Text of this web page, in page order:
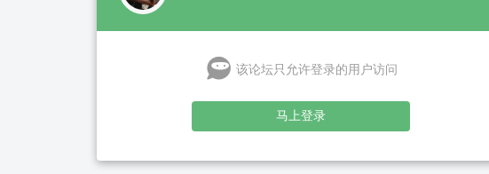
该论坛只允许登录的用户访问
马上登录